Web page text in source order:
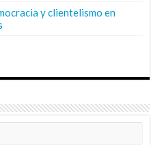
y clientelismo en